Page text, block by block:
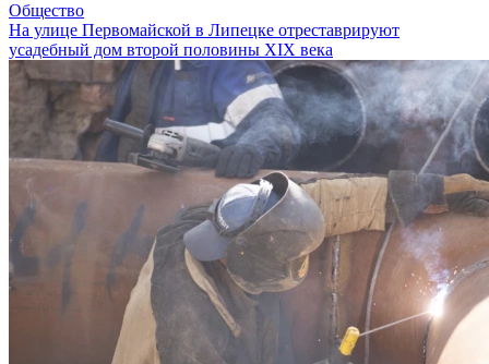
Общество
На улице Первомайской в Липецке отреставрируют
усадебный дом второй половины XIX века